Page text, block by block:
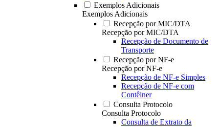
Exemplos Adicionais
Exemplos Adicionais
Recepção por MIC/DTA
Recepção por MIC/DTA
Recepção de Documento de
Transporte
Recepção por NF-e
Recepção por NF-e
Recepção de NF-e Simples
Recepção de NF-e com
Contêiner
Consulta Protocolo
Consulta Protocolo
Consulta de Extrato da